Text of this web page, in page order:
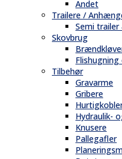
Andet
Trailere /
Semi
Skovbrug
Tilbehør
Gravarme
Gribere
Hydraulik-
Knusere
Pallegafler